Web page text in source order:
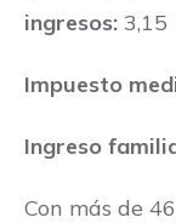
ingresos: 3,15
Impuesto
Ingreso
Con más de